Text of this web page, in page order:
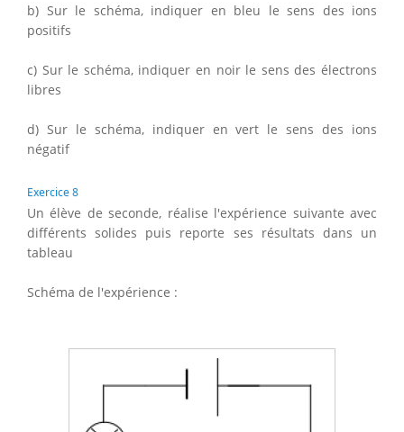
b) Sur le schéma, indiquer en bleu le sens des ions
positifs
c) Sur le schéma, indiquer en noir le sens des électrons
libres
d) Sur le schéma, indiquer en vert le sens des ions
négatif
Exercice 8
Un élève de seconde, réalise l'expérience suivante avec
différents solides puis reporte ses résultats dans un
tableau
Schéma de l'expérience :